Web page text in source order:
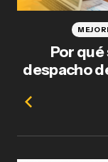
Por
despacho